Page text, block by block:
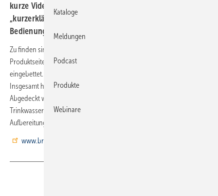
kurze Video-Tutorials zur Verfügung. Unter dem Begriff
„kurzerklärt“ werden auf der jeweiligen Produktseite die
Bedienung und Funktionen detailliert beleuchtet.
Zu finden sind die Kurzvideos ganz einfach: Auf den einzelnen
Produktseiten ist ein Reiter mit dem Schlagwort „kurzerklärt-Tutorials“
eingebettet. Ein Klick bringt den Interessierten direkt zu den Tutorials.
Insgesamt hat Brötje mittlerweile rund 150 Videos online gestellt.
Abgedeckt werden alle Bereiche – egal ob Gas- und Öl-Heizung,
Trinkwasser-Erwärmung, Regelungstechnik, Heizungswasser-
Aufbereitung oder erneuerbare Energien.
www.broetje.de
Kataloge
Meldungen
Podcast
Produkte
Webinare